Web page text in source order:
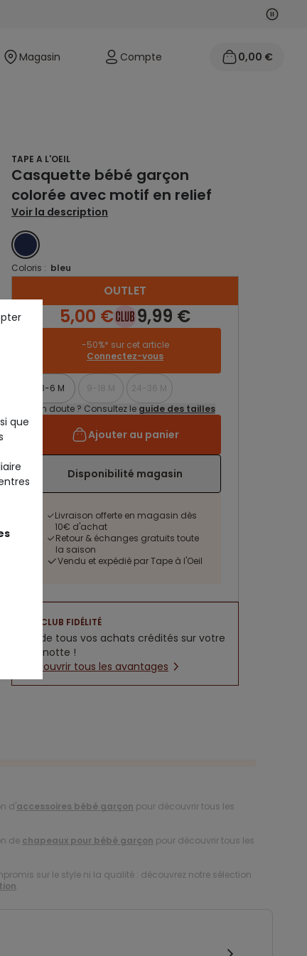
Magasin Compte 0,00 €
TAPE A L'OEIL
Casquette bébé garçon
colorée avec motif en relief
Voir la description
BLEU
Coloris : bleu
OUTLET
5,00 € 9,99 €
-50%* sur cet article
Connectez-vous
3-6 M 9-18 M
24-36 M
Un doute ? Consultez le guide des tailles
Ajouter au panier
Disponibilité magasin
Livraison offerte en magasin dès
10€ d'achat
Retour & échanges gratuits toute
la saison
Vendu et expédié par Tape à l'Oeil
CLUB FIDÉLITÉ
5% de tous vos achats crédités sur votre
cagnotte !
Découvrir tous les avantages
d'accessoires bébé garçon pour découvrir tous les
de chapeaux pour bébé garçon pour découvrir tous les
sur le style ni la qualité : découvrez notre sélection
.
que